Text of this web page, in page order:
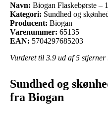
Navn: Biogan Flaskebørste –
Kategori: Sundhed og
Producent: Biogan
Varenummer: 65135
EAN: 5704297685203
Vurderet til 3.9 ud af 5 stjerner
Sundhed og
fra Biogan